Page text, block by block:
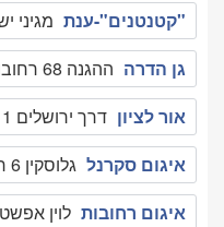
"קטנטנים"-ענת מגיני ישראל 44
גן הדרה ההגנה 68 רחובות , 9390232
אור לציון דרך ירושלים 1 רחובות , 9352460
איגום סקרנל גלוסקין 6 רחובות , 9469273
איגום רחובות לוין אפשטיין 31 רחובות ,